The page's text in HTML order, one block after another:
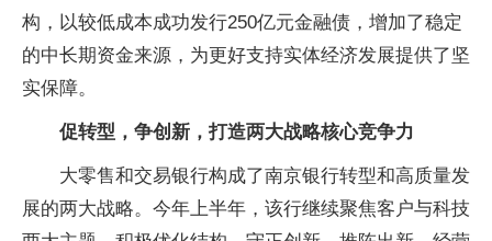
构，以较低成本成功发行250亿元金融债，增加了稳定
的中长期资金来源，为更好支持实体经济发展提供了坚
实保障。
促转型，争创新，打造两大战略核心竞争力
大零售和交易银行构成了南京银行转型和高质量发
展的两大战略。今年上半年，该行继续聚焦客户与科技